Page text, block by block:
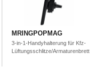
MRINGPOPMAG
3-in-1-Handyhalterung für Kfz-
Lüftungsschlitze/Armaturenbrett